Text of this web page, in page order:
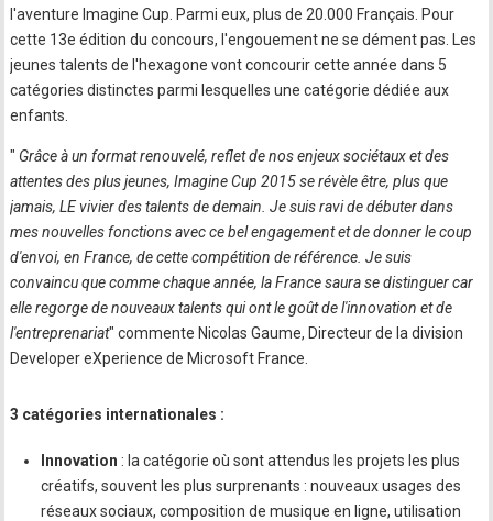
l'aventure Imagine Cup. Parmi eux, plus de 20.000 Français. Pour
cette 13e édition du concours, l'engouement ne se dément pas. Les
jeunes talents de l'hexagone vont concourir cette année dans 5
catégories distinctes parmi lesquelles une catégorie dédiée aux
enfants.
" Grâce à un format renouvelé, reflet de nos enjeux sociétaux et des
attentes des plus jeunes, Imagine Cup 2015 se révèle être, plus que
jamais, LE vivier des talents de demain. Je suis ravi de débuter dans
mes nouvelles fonctions avec ce bel engagement et de donner le coup
d'envoi, en France, de cette compétition de référence. Je suis
convaincu que comme chaque année, la France saura se distinguer car
elle regorge de nouveaux talents qui ont le goût de l'innovation et de
l'entreprenariat" commente Nicolas Gaume, Directeur de la division
Developer eXperience de Microsoft France.
3 catégories internationales :
Innovation : la catégorie où sont attendus les projets les plus
créatifs, souvent les plus surprenants : nouveaux usages des
réseaux sociaux, composition de musique en ligne, utilisation